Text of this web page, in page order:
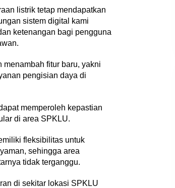
listrik tetap mendapatkan
sistem digital kami
ketenangan bagi pengguna
menambah fitur baru, yakni
pengisian daya di
memperoleh kepastian
di area SPKLU.
fleksibilitas untuk
sehingga area
tidak terganggu.
di sekitar lokasi SPKLU